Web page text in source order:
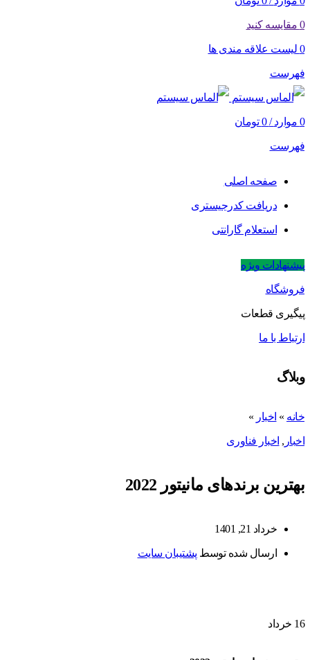
0 مقایسه کنید
0 لیست علاقه مندی ها
فهرست
0 موارد /
0 تومان
فهرست
صفحه اصلی
دریافت کدرجیستری
استعلام گارانتی
پیشنهادات ویژه
فروشگاه
پیگیری قطعات
ارتباط با ما
وبلاگ
خانه » اخبار »
اخبار , اخبار فناوری
بهترین برندهای مانیتور 2022
خرداد 21, 1401
ارسال شده توسط پشتیبان سایت
16 خرداد